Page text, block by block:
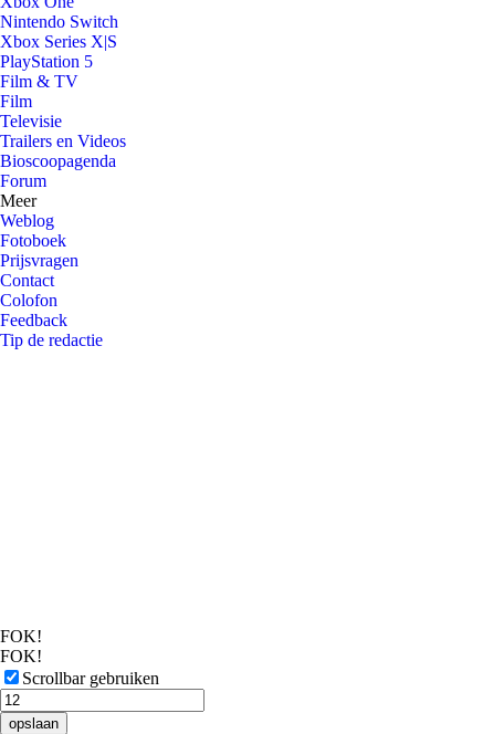
Nintendo Switch
Xbox Series X|S
PlayStation 5
Film & TV
Film
Televisie
Trailers en Videos
Bioscoopagenda
Forum
Meer
Weblog
Fotoboek
Prijsvragen
Contact
Colofon
Feedback
Tip de redactie
FOK!
FOK!
Scrollbar gebruiken
opslaan